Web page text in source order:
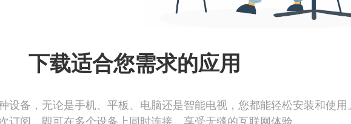
下载适合您需求的应用
设备，无论是手机、平板、电脑还是智能电视，您都能轻松安装和使用。
订阅，即可在多个设备上同时连接，享受无缝的互联网体验。